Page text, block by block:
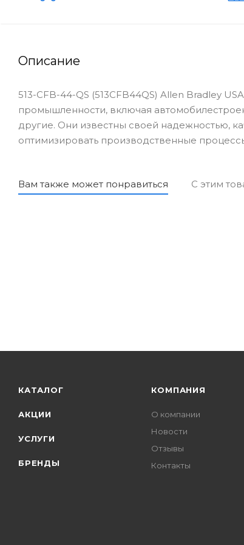
Описание
513-CFB-44-QS (513CFB44QS) Allen Bradley
промышленности, включая
другие. Они известны своей надежностью,
оптимизировать производственные
Вам также может понравиться С этим
КАТАЛОГ
АКЦИИ
УСЛУГИ
БРЕНДЫ
КОМПАНИЯ
О компании
Новости
Отзывы
Контакты